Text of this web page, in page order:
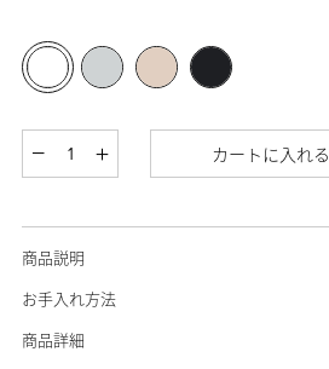
カートに入れる
商品説明
お手入れ方法
商品詳細